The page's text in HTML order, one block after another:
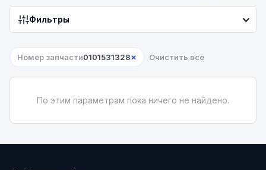
Фильтры
Номер запчасти0101531328× Очистить все
По этим параметрам пока ничего не найдено.